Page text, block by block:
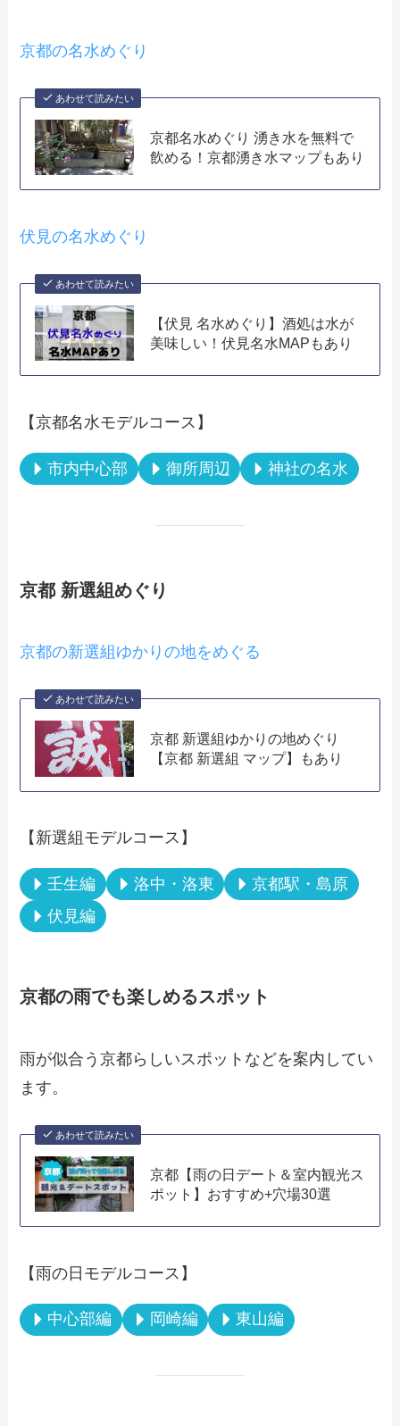
京都の名水めぐり
あわせて読みたい
京都名水めぐり 湧き水を無料で
飲める！京都湧き水マップもあり
伏見の名水めぐり
あわせて読みたい
【伏見 名水めぐり】酒処は水が
美味しい！伏見名水MAPもあり
【京都名水モデルコース】
市内中心部 御所周辺 神社の名水
京都 新選組めぐり
京都の新選組ゆかりの地をめぐる
あわせて読みたい
京都 新選組ゆかりの地めぐり
【京都 新選組 マップ】もあり
【新選組モデルコース】
壬生編 洛中・洛東
京都駅・島原
伏見編
京都の雨でも楽しめるスポット
雨が似合う京都らしいスポットなどを案内してい
ます。
あわせて読みたい
京都【雨の日デート＆室内観光ス
ポット】おすすめ+穴場30選
【雨の日モデルコース】
中心部編 岡崎編 東山編